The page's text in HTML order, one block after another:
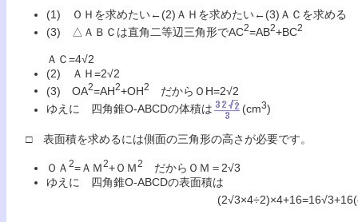
(1) ＯＨを求めたい←(2)ＡＨを求めたい←(3)ＡＣを求める
(3) △ＡＢＣは直角二等辺三角形でAC2=AB2+BC2
ＡＣ=4√2
(2) ＡＨ=2√2
(3) OA2=AH2+OH2
だからＯH=2√2
ゆえに 四角錐O-ABCDの体積は
(cm3)
□ 表面積を求めるには側面の三角形の高さが必要です。
ＯＡ 2=ＡＭ2+ＯＭ2
だからＯＭ＝2√3
ゆえに 四角錐O-ABCDの表面積は